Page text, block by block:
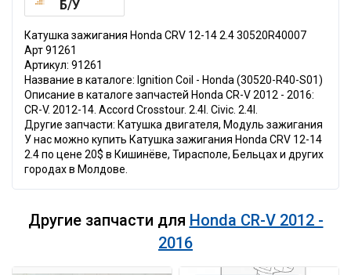
Б/У
Катушка зажигания Honda CRV 12-14 2.4 30520R40007
Арт 91261
Артикул: 91261
Название в каталоге: Ignition Coil - Honda (30520-R40-S01)
Описание в каталоге запчастей Honda CR-V 2012 - 2016:
CR-V. 2012-14. Accord Crosstour. 2.4l. Civic. 2.4l.
Другие запчасти: Катушка двигателя, Модуль зажигания
У нас можно купить Катушка зажигания Honda CRV 12-14
2.4 по цене 20$ в Кишинёве, Тирасполе, Бельцах и других
городах в Молдове.
Другие запчасти для Honda CR-V 2012 -
2016